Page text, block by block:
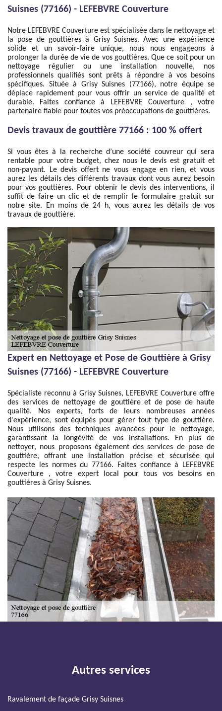
Suisnes (77166) - LEFEBVRE Couverture
Notre LEFEBVRE Couverture est spécialisée dans le nettoyage et
la pose de gouttières à Grisy Suisnes. Avec une expérience
solide et un savoir-faire unique, nous nous engageons à
prolonger la durée de vie de vos gouttières. Que ce soit pour un
nettoyage régulier ou une installation nouvelle, nos
professionnels qualifiés sont prêts à répondre à vos besoins
spécifiques. Située à Grisy Suisnes (77166), notre équipe se
déplace rapidement pour vous offrir un service de qualité et
durable. Faites confiance à LEFEBVRE Couverture , votre
partenaire fiable pour toutes vos préoccupations de gouttières.
Devis travaux de gouttière 77166 : 100 % offert
Si vous êtes à la recherche d’une société couvreur qui sera
rentable pour votre budget, chez nous le devis est gratuit et
non-payant. Le devis offert ne vous engage en rien, et vous
aurez les détails des différents travaux dont vous aurez besoin
pour vos gouttières. Pour obtenir le devis des interventions, il
suffit de faire un clic et de remplir le formulaire gratuit sur
notre site. En moins de 24 h, vous aurez les détails de vos
travaux de gouttière.
Expert en Nettoyage et Pose de Gouttière à Grisy
Suisnes (77166) - LEFEBVRE Couverture
Spécialiste reconnu à Grisy Suisnes, LEFEBVRE Couverture offre
des services de nettoyage de gouttière et de pose de haute
qualité. Nos experts, forts de leurs nombreuses années
d'expérience, sont équipés pour gérer tout type de gouttière.
Nous utilisons des techniques avancées pour le nettoyage,
garantissant la longévité de vos installations. En plus de
nettoyer, nous proposons également des services de pose de
gouttière, offrant une installation précise et sécurisée qui
respecte les normes du 77166. Faites confiance à LEFEBVRE
Couverture , votre expert local pour tous vos besoins en
gouttières à Grisy Suisnes.
Autres services
Ravalement de façade Grisy Suisnes